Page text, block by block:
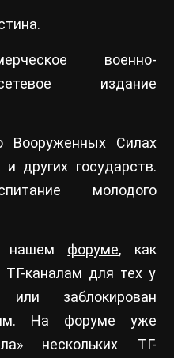
военно-
издание
Вооруженных Силах
других государств.
молодого
нашем форуме, как
ТГ-каналам для тех у
заблокирован
На форуме уже
нескольких ТГ-